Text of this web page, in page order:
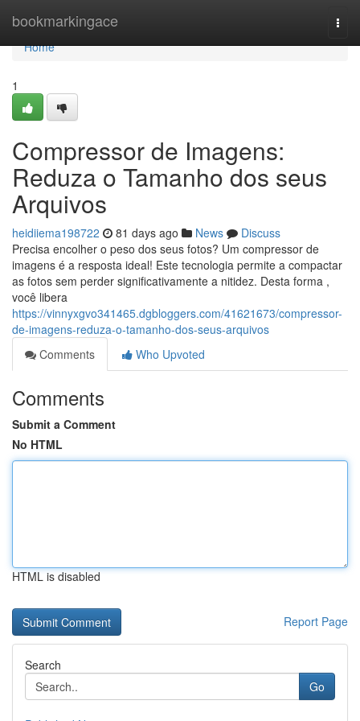
bookmarkingace
Home
Home
1
Compressor de Imagens:
Reduza o Tamanho dos seus
Arquivos
heidiiema198722 81 days ago News
Discuss
Precisa encolher o peso dos seus fotos? Um compressor de
imagens é a resposta ideal! Este tecnologia permite a compactar
as fotos sem perder significativamente a nitidez. Desta forma ,
você libera
https://vinnyxgvo341465.dgbloggers.com/41621673/compressor-
de-imagens-reduza-o-tamanho-dos-seus-arquivos
Comments
Who Upvoted
Comments
Submit a Comment
No HTML
HTML is disabled
Report Page
Search
Go